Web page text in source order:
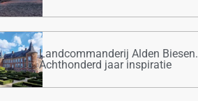
Landcommanderij Alden Biesen.
Achthonderd jaar inspiratie